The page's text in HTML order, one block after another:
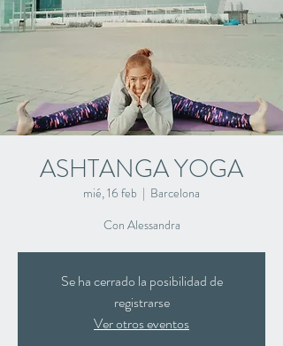
ASHTANGA YOGA
mié, 16 feb
  |
Barcelona
Con Alessandra
Se ha cerrado la posibilidad de
registrarse
Ver otros eventos